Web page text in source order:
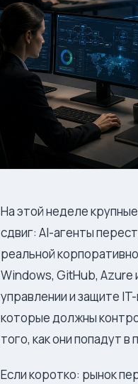
На этой неделе
сдвиг: AI-агенты
реальной
Windows, GitHub, Azure
управлении и защите
которые должны
того, как они попадут в
Если коротко: рынок